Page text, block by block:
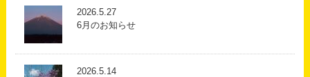
2026.5.27
6月のお知らせ
2026.5.14